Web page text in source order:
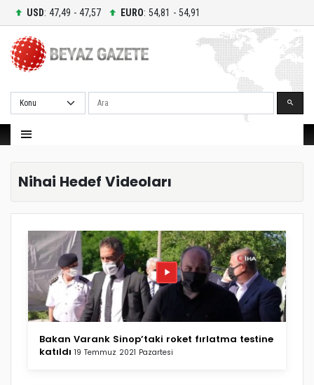
USD: 47,49 - 47,57 EURO: 54,81 - 54,91
Ara
Nihai Hedef Videoları
Bakan Varank Sinop’taki roket fırlatma testine
katıldı 19 Temmuz 2021 Pazartesi